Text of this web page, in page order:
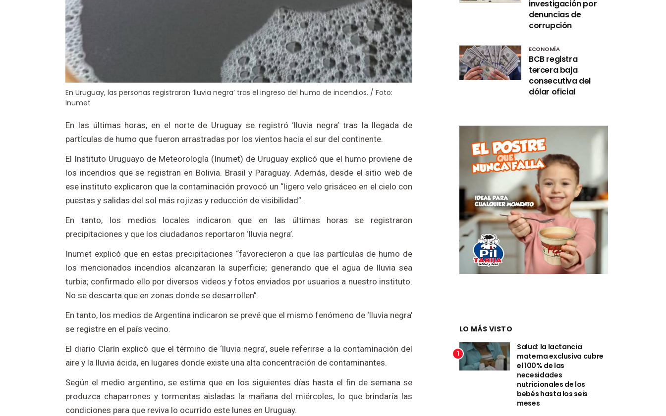
En Uruguay, las personas registraron ‘lluvia negra’ tras el ingreso del humo de incendios. / Foto:
Inumet
En las últimas horas, en el norte de Uruguay se registró ‘lluvia negra’ tras la llegada de
partículas de humo que fueron arrastradas por los vientos hacia el sur del continente.
El Instituto Uruguayo de Meteorología (Inumet) de Uruguay explicó que el humo proviene de
los incendios que se registran en Bolivia. Brasil y Paraguay. Además, desde el sitio web de
ese instituto explicaron que la contaminación provocó un “ligero velo grisáceo en el cielo con
puestas y salidas del sol más rojizas y reducción de visibilidad”.
En tanto, los medios locales indicaron que en las últimas horas se registraron
precipitaciones y que los ciudadanos reportaron ‘lluvia negra’.
Inumet explicó que en estas precipitaciones “favorecieron a que las partículas de humo de
los mencionados incendios alcanzaran la superficie; generando que el agua de lluvia sea
turbia; confirmado ello por diversos videos y fotos enviados por usuarios a nuestro instituto.
No se descarta que en zonas donde se desarrollen”.
En tanto, los medios de Argentina indicaron se prevé que el mismo fenómeno de ‘lluvia negra’
se registre en el país vecino.
El diario Clarín explicó que el término de ‘lluvia negra’, suele referirse a la contaminación del
aire y la lluvia ácida, en lugares donde existe una alta concentración de contaminantes.
Según el medio argentino, se estima que en los siguientes días hasta el fin de semana se
produzca chaparrones y tormentas aisladas la mañana del miércoles, lo que brindaría las
condiciones para que reviva lo ocurrido este lunes en Uruguay.
investigación por
denuncias de
corrupción
ECONOMÍA
BCB registra
tercera baja
consecutiva del
dólar oficial
LO MÁS VISTO
1
Salud: la lactancia
materna exclusiva cubre
el 100% de las
necesidades
nutricionales de los
bebés hasta los seis
meses